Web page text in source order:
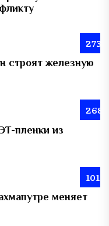
273
строят железную
268
пленки из
101
меняет